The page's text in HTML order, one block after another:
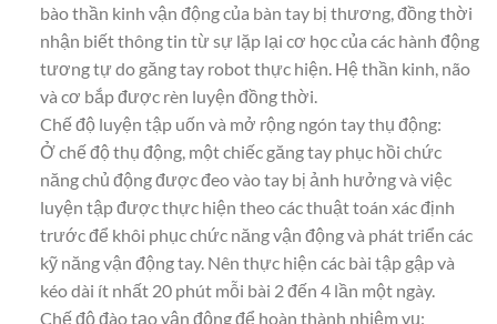
bào thần kinh vận động của bàn tay bị thương, đồng thời
nhận biết thông tin từ sự lặp lại cơ học của các hành động
tương tự do găng tay robot thực hiện. Hệ thần kinh, não
và cơ bắp được rèn luyện đồng thời.
Chế độ luyện tập uốn và mở rộng ngón tay thụ động:
Ở chế độ thụ động, một chiếc găng tay phục hồi chức
năng chủ động được đeo vào tay bị ảnh hưởng và việc
luyện tập được thực hiện theo các thuật toán xác định
trước để khôi phục chức năng vận động và phát triển các
kỹ năng vận động tay. Nên thực hiện các bài tập gập và
kéo dài ít nhất 20 phút mỗi bài 2 đến 4 lần một ngày.
Chế độ đào tạo vận động để hoàn thành nhiệm vụ: